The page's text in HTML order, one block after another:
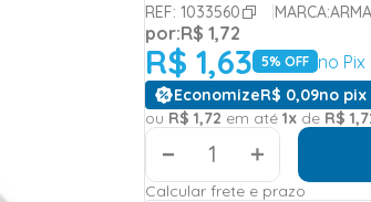
REF: 1033560 MARCA:
por:R$ 1,72
R$ 1,63 5% OFF no Pix
EconomizeR$ 0,09no pix
ou R$ 1,72 em até 1xde R$ 1,
＋
Calcular frete e prazo